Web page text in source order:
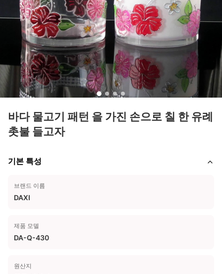
바다 물고기 패턴 을 가진 손으로 칠 한 유례
촛불 들고자
기본 특성
브랜드 이름
DAXI
제품 모델
DA-Q-430
원산지